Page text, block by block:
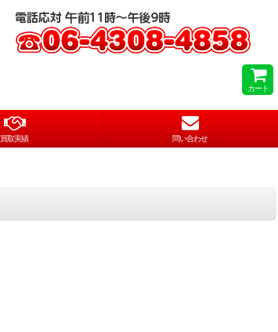
カート
買取実績 問い合わせ